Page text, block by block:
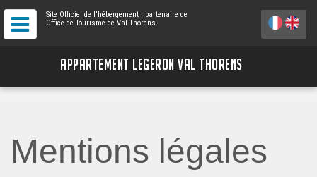
Site Officiel de l'hébergement , partenaire de
Office de Tourisme de Val Thorens
APPARTEMENT LEGERON VAL THORENS
Mentions légales